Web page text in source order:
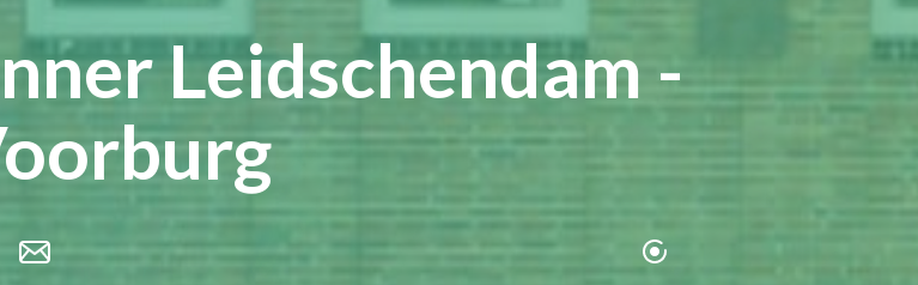
Leidschendam -